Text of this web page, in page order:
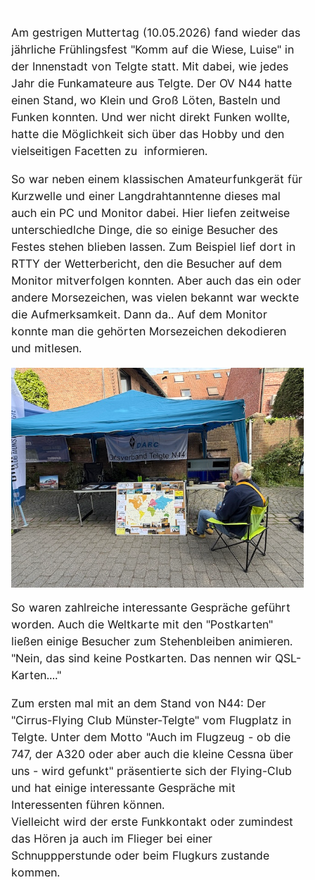
Am gestrigen Muttertag (10.05.2026) fand wieder das
jährliche Frühlingsfest "Komm auf die Wiese, Luise" in
der Innenstadt von Telgte statt. Mit dabei, wie jedes
Jahr die Funkamateure aus Telgte. Der OV N44 hatte
einen Stand, wo Klein und Groß Löten, Basteln und
Funken konnten. Und wer nicht direkt Funken wollte,
hatte die Möglichkeit sich über das Hobby und den
vielseitigen Facetten zu informieren.
So war neben einem klassischen Amateurfunkgerät für
Kurzwelle und einer Langdrahtanntenne dieses mal
auch ein PC und Monitor dabei. Hier liefen zeitweise
unterschiedlche Dinge, die so einige Besucher des
Festes stehen blieben lassen. Zum Beispiel lief dort in
RTTY der Wetterbericht, den die Besucher auf dem
Monitor mitverfolgen konnten. Aber auch das ein oder
andere Morsezeichen, was vielen bekannt war weckte
die Aufmerksamkeit. Dann da.. Auf dem Monitor
konnte man die gehörten Morsezeichen dekodieren
und mitlesen.
So waren zahlreiche interessante Gespräche geführt
worden. Auch die Weltkarte mit den "Postkarten"
ließen einige Besucher zum Stehenbleiben animieren.
"Nein, das sind keine Postkarten. Das nennen wir QSL-
Karten...."
Zum ersten mal mit an dem Stand von N44: Der
"Cirrus-Flying Club Münster-Telgte" vom Flugplatz in
Telgte. Unter dem Motto "Auch im Flugzeug - ob die
747, der A320 oder aber auch die kleine Cessna über
uns - wird gefunkt" präsentierte sich der Flying-Club
und hat einige interessante Gespräche mit
Interessenten führen können.
Vielleicht wird der erste Funkkontakt oder zumindest
das Hören ja auch im Flieger bei einer
Schnuppperstunde oder beim Flugkurs zustande
kommen.